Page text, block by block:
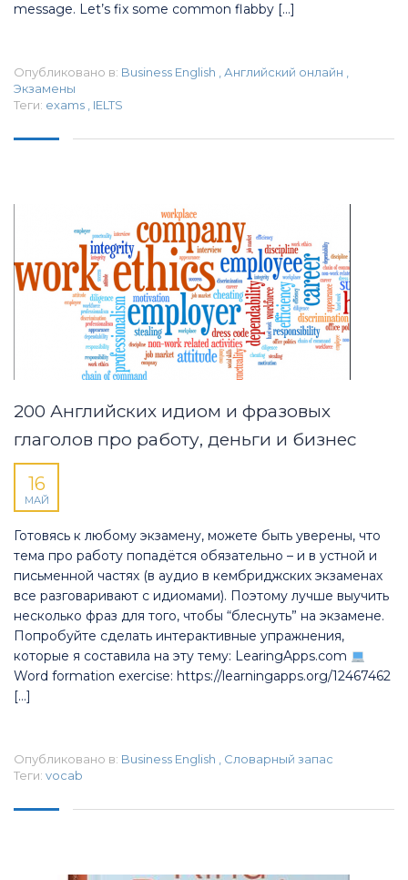
message. Let’s fix some common flabby […]
Опубликовано в: Business English ,Английский онлайн ,
Экзамены
Теги: exams , IELTS
200 Английских идиом и фразовых
глаголов про работу, деньги и бизнес
16
МАЙ
Готовясь к любому экзамену, можете быть уверены, что
тема про работу попадётся обязательно – и в устной и
письменной частях (в аудио в кембриджских экзаменах
все разговаривают с идиомами). Поэтому лучше выучить
несколько фраз для того, чтобы “блеснуть” на экзамене.
Попробуйте сделать интерактивные упражнения,
которые я составила на эту тему: LearingApps.com
Word formation exercise: https://learningapps.org/12467462
[…]
Опубликовано в: Business English , Словарный запас
Теги: vocab